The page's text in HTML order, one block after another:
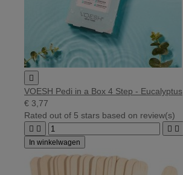

VOESH Pedi in a Box 4 Step - Eucalyptus
€ 3,77
Rated out of 5 stars based on review(s)
   
In winkelwagen